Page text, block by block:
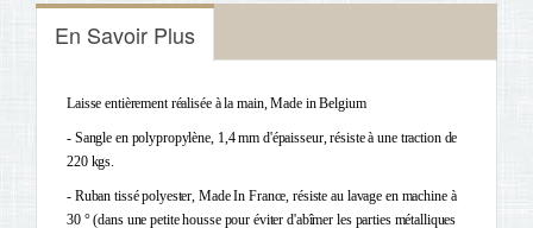
En Savoir Plus
Laisse entièrement réalisée à la main, Made in Belgium
- Sangle en polypropylène, 1,4 mm d'épaisseur, résiste à une traction de
220 kgs.
- Ruban tissé polyester, Made In France, résiste au lavage en machine à
30 ° (dans une petite housse pour éviter d'abîmer les parties métalliques